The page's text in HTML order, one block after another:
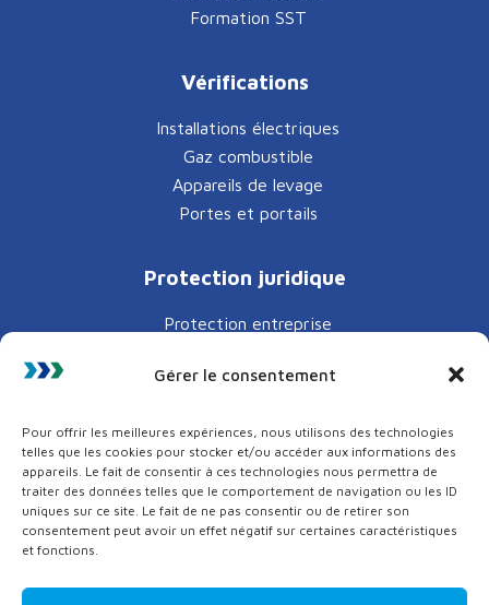
Gérer le consentement
Pour offrir les meilleures expériences, nous utilisons des technologies
telles que les cookies pour stocker et/ou accéder aux informations des
appareils. Le fait de consentir à ces technologies nous permettra de
traiter des données telles que le comportement de navigation ou les ID
uniques sur ce site. Le fait de ne pas consentir ou de retirer son
consentement peut avoir un effet négatif sur certaines caractéristiques
et fonctions.
Formation SST
Vérifications
Installations électriques
Gaz combustible
Appareils de levage
Portes et portails
Protection juridique
Protection entreprise
Protection route
RECRUTEMENT
ESPACE CLIENT